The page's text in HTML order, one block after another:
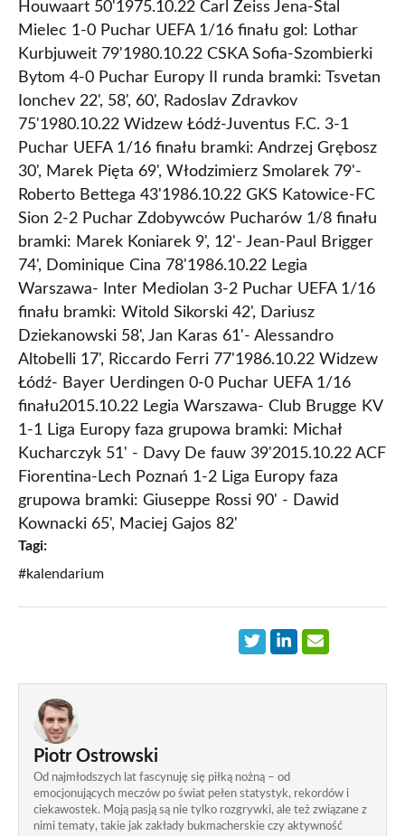
Houwaart 50'1975.10.22 Carl Zeiss Jena-Stal
Mielec 1-0 Puchar UEFA 1/16 finału gol: Lothar
Kurbjuweit 79'1980.10.22 CSKA Sofia-Szombierki
Bytom 4-0 Puchar Europy II runda bramki: Tsvetan
Ionchev 22', 58', 60', Radoslav Zdravkov
75'1980.10.22 Widzew Łódź-Juventus F.C. 3-1
Puchar UEFA 1/16 finału bramki: Andrzej Grębosz
30', Marek Pięta 69', Włodzimierz Smolarek 79'-
Roberto Bettega 43'1986.10.22 GKS Katowice-FC
Sion 2-2 Puchar Zdobywców Pucharów 1/8 finału
bramki: Marek Koniarek 9', 12'- Jean-Paul Brigger
74', Dominique Cina 78'1986.10.22 Legia
Warszawa- Inter Mediolan 3-2 Puchar UEFA 1/16
finału bramki: Witold Sikorski 42', Dariusz
Dziekanowski 58', Jan Karas 61'- Alessandro
Altobelli 17', Riccardo Ferri 77'1986.10.22 Widzew
Łódź- Bayer Uerdingen 0-0 Puchar UEFA 1/16
finału2015.10.22 Legia Warszawa- Club Brugge KV
1-1 Liga Europy faza grupowa bramki: Michał
Kucharczyk 51' - Davy De fauw 39'2015.10.22 ACF
Fiorentina-Lech Poznań 1-2 Liga Europy faza
grupowa bramki: Giuseppe Rossi 90' - Dawid
Kownacki 65', Maciej Gajos 82'
Tagi:
#kalendarium
Piotr Ostrowski
Od najmłodszych lat fascynuję się piłką nożną – od
emocjonujących meczów po świat pełen statystyk, rekordów i
ciekawostek. Moją pasją są nie tylko rozgrywki, ale też związane z
nimi tematy, takie jak zakłady bukmacherskie czy aktywność